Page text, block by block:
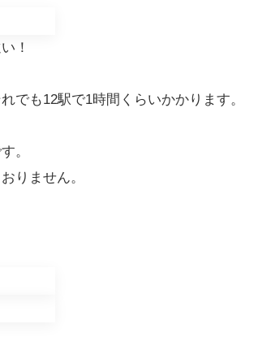
！
でも12駅で1時間くらいかかります。
。
りません。